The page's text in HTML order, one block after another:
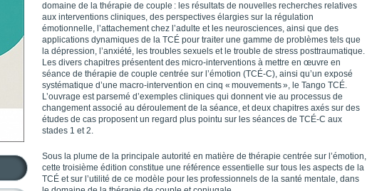
domaine de la thérapie de couple : les résultats de nouvelles recherches relatives
aux interventions cliniques, des perspectives élargies sur la régulation
émotionnelle, l’attachement chez l’adulte et les neuro­sciences, ainsi que des
applications dynamiques de la TCÉ pour traiter une gamme de problèmes tels que
la dépression, l’anxiété, les troubles sexuels et le trouble de stress posttraumatique.
Les divers chapitres présentent des micro-interventions à mettre en œuvre en
séance de thérapie de couple centrée sur l’émotion (TCÉ-C), ainsi qu’un exposé
systématique d’une macro-intervention en cinq « mouvements », le Tango TCÉ.
L’ouvrage est parsemé d’exemples cliniques qui donnent vie au processus de
changement associé au déroulement de la séance, et deux chapitres axés sur des
études de cas proposent un regard plus pointu sur les séances de TCÉ-C aux
stades 1 et 2.
Sous la plume de la principale autorité en matière de thérapie centrée sur l’émotion,
cette troisième édition constitue une référence essentielle sur tous les aspects de la
TCÉ et sur l’utilité de ce modèle pour les professionnels de la santé mentale, dans